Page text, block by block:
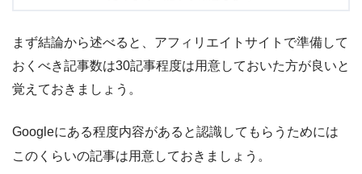
まず結論から述べると、 アフィリエイトサイトで準備して
おくべき記事数は30記事程度は用意しておいた方が良いと
覚えておきましょう。
Googleにある程度内容があると認識してもらうためには
このくらいの記事は用意しておきましょう。